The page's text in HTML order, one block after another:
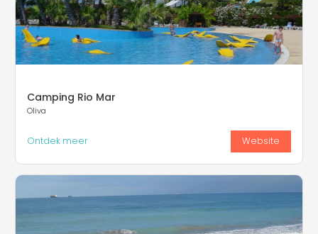
Camping Rio Mar
Oliva
Ontdek meer Website